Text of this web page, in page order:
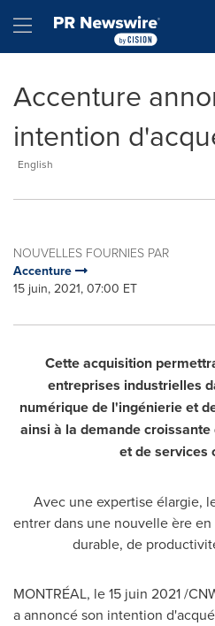
Hamburger menu
Accenture
intention
English
NOUVELLES FOURNIES PAR
Accenture
15 juin, 2021, 07:00 ET
Cette acquisition
entreprises industrielles
numérique de l'ingénierie et
ainsi à la demande
et de services
Avec une expertise élargie,
entrer dans une nouvelle ère
durable, de
MONTRÉAL, le 15 juin 2021 /
a annoncé son intention